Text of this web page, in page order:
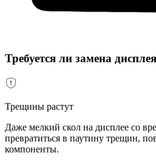
Требуется ли замена
Трещины растут
Даже мелкий скол на дисплее со
превратиться в паутину трещин,
компоненты.